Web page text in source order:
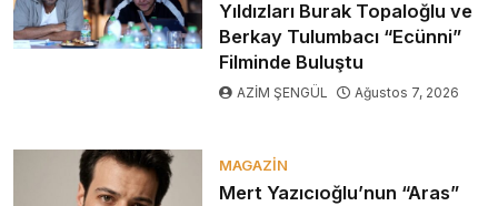
Yıldızları Burak Topaloğlu ve
Berkay Tulumbacı “Ecünni”
Filminde Buluştu
AZİM ŞENGÜL Ağustos 7, 2026
MAGAZIN
Mert Yazıcıoğlu’nun “Aras”